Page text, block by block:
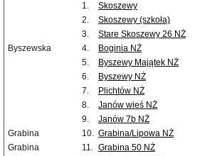
1.
Skoszewy
2.
Skoszewy (szkoła)
3.
Stare Skoszewy 26 NŻ
Byszewska
4. Boginia NŻ
5.
Byszewy Majątek NŻ
6.
Byszewy NŻ
7.
Plichtów NŻ
8.
Janów wieś NŻ
9.
Janów 7b NŻ
Grabina
10. Grabina/Lipowa NŻ
Grabina
11. Grabina 50 NŻ